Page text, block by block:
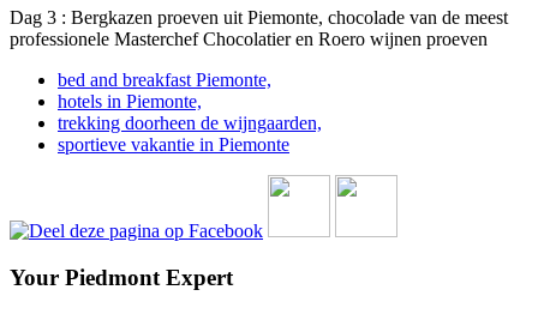
Dag 3 : Bergkazen proeven uit Piemonte, chocolade van de meest
professionele Masterchef Chocolatier en Roero wijnen proeven
bed and breakfast Piemonte,
hotels in Piemonte,
trekking doorheen de wijngaarden,
sportieve vakantie in Piemonte
Your Piedmont Expert